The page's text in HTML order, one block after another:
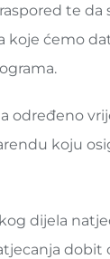
te da
koje ćemo
određeno
koju
dijela
dobit